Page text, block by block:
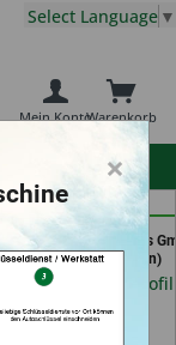
Warenkorb
Mein Konto
Select Language ▼
GSB Produktions
(in Pfäffikon)
Händlerprofil
×